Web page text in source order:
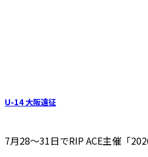
U-14 大阪遠征
7月28〜31日でRIP ACE主催「